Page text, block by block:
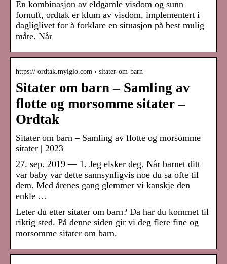
En kombinasjon av eldgamle visdom og sunn
fornuft, ordtak er klum av visdom, implementert i
dagliglivet for å forklare en situasjon på best mulig
måte. Når
https:// ordtak.myiglo.com › sitater-om-barn
Sitater om barn – Samling av
flotte og morsomme sitater –
Ordtak
Sitater om barn – Samling av flotte og morsomme
sitater | 2023
27. sep. 2019 — 1. Jeg elsker deg. Når barnet ditt
var baby var dette sannsynligvis noe du sa ofte til
dem. Med årenes gang glemmer vi kanskje den
enkle …
Leter du etter sitater om barn? Da har du kommet til
riktig sted. På denne siden gir vi deg flere fine og
morsomme sitater om barn.